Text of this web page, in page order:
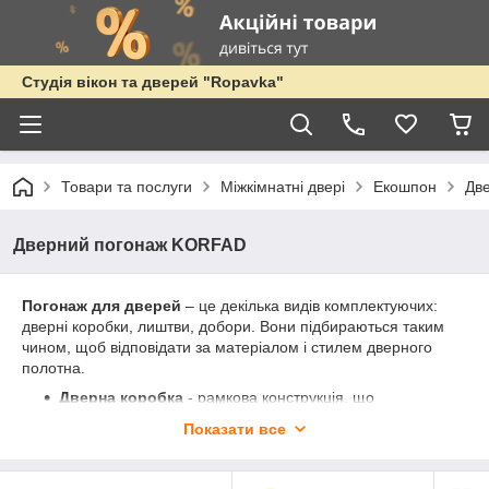
Студія вікон та дверей "Ropavka"
Товари та послуги Міжкімнатні двері Екошпон
Дверний погонаж KORFAD
Погонаж для дверей – це декілька видів комплектуючих:
дверні коробки, лиштви, добори. Вони підбираються таким
чином, щоб відповідати за матеріалом і стилем дверного
полотна.
Дверна коробка - рамкова конструкція, що
установки лиштви та добірного елемента дверна
Показати все